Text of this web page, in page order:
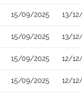
15/09/2025 13/
15/09/2025 13/
15/09/2025 12/
15/09/2025 12/